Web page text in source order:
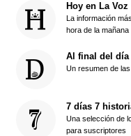
Hoy en La Voz
La información
hora de la mañana
Al final del día
Un resumen de
7 días 7
Una selección de
para suscriptores